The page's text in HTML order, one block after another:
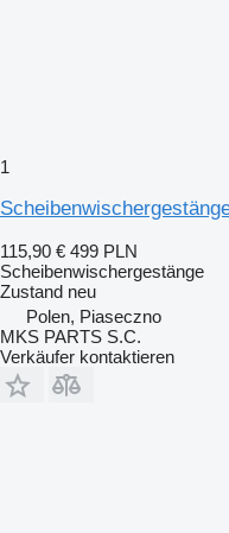
1
115,90 € 499 PLN
Scheibenwischergestänge
Zustand neu
Polen, Piaseczno
MKS PARTS S.C.
Verkäufer kontaktieren